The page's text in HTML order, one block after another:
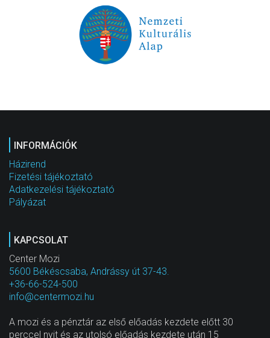
INFORMÁCIÓK
Házirend
Fizetési tájékoztató
Adatkezelési tájékoztató
Pályázat
KAPCSOLAT
Center Mozi
5600 Békéscsaba, Andrássy út 37-43.
+36-66-524-500
info@centermozi.hu
A mozi és a pénztár az első előadás kezdete előtt 30
perccel nyit és az utolsó előadás kezdete után 15